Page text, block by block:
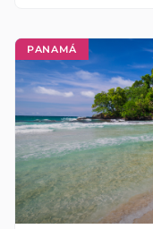
PANAMÁ